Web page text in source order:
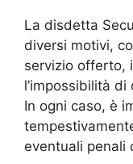
La disdetta
diversi motivi,
servizio offerto,
l’impossibilità
In ogni caso, è
eventuali penali